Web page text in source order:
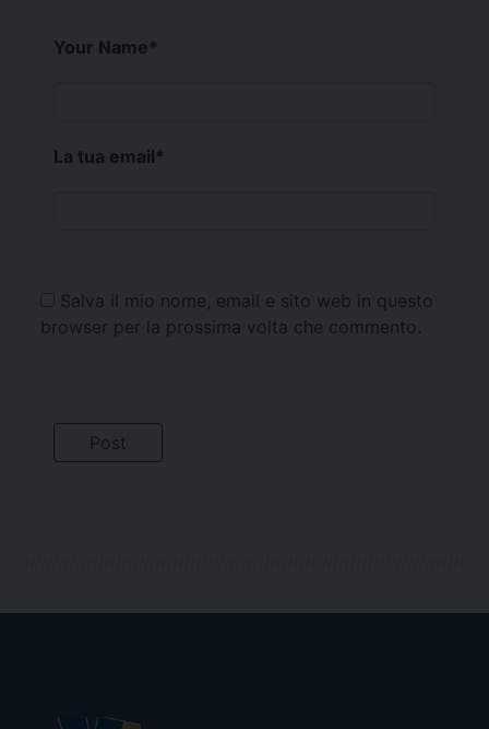
Your Name*
La tua email*
Salva il mio nome, email e sito web in questo
browser per la prossima volta che commento.